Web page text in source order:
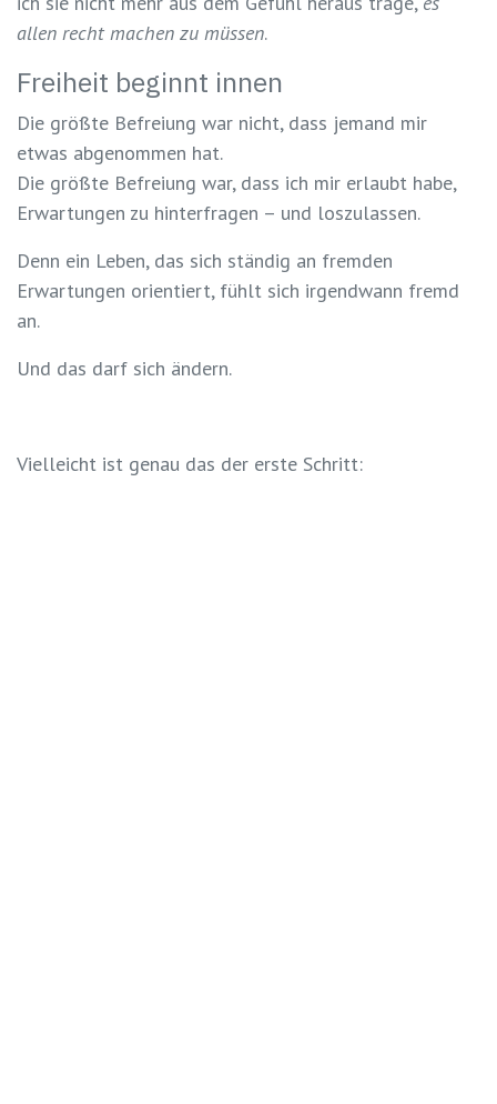
allen recht machen zu müssen.
Freiheit beginnt innen
Die größte Befreiung war nicht, dass jemand mir
etwas abgenommen hat.
Die größte Befreiung war, dass ich mir erlaubt habe,
Erwartungen zu hinterfragen – und loszulassen.
Denn ein Leben, das sich ständig an fremden
Erwartungen orientiert, fühlt sich irgendwann fremd
an.
Und das darf sich ändern.
Vielleicht ist genau das der erste Schritt: